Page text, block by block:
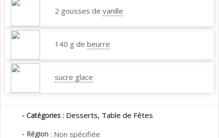
2 gousses de vanille
140 g de beurre
sucre glace
- Catégories : Desserts, Table de Fêtes
- Région : Non spécifiée